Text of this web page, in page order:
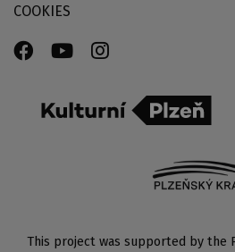
COOKIES
This project was supported by the